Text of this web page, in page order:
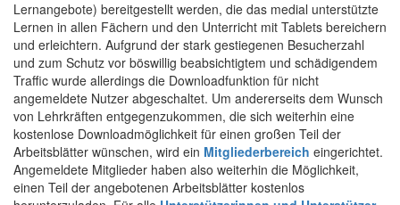
Lernangebote) bereitgestellt werden, die das medial unterstützte
Lernen in allen Fächern und den Unterricht mit Tablets bereichern
und erleichtern. Aufgrund der stark gestiegenen Besucherzahl
und zum Schutz vor böswillig beabsichtigtem und schädigendem
Traffic wurde allerdings die Downloadfunktion für nicht
angemeldete Nutzer abgeschaltet. Um andererseits dem Wunsch
von Lehrkräften entgegenzukommen, die sich weiterhin eine
kostenlose Downloadmöglichkeit für einen großen Teil der
Arbeitsblätter wünschen, wird ein Mitgliederbereich eingerichtet.
Angemeldete Mitglieder haben also weiterhin die Möglichkeit,
einen Teil der angebotenen Arbeitsblätter kostenlos